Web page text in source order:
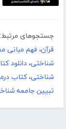
جستجوهای مرتبط:
قرآن، فهم مبانی
شناختی، دانلود
شناختی،کتاب
تبیین جامعه